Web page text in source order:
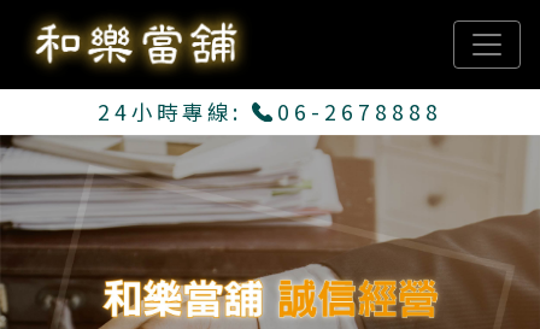
24小時專線: 06-2678888